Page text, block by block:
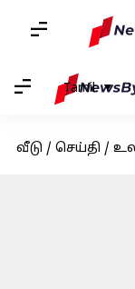
Tamil
வீடு / செய்தி /